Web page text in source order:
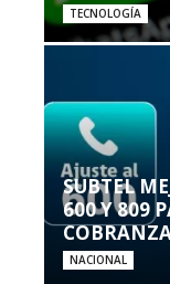
TECNOLOGÍA
SUBTEL
600 Y 809
NACIONAL